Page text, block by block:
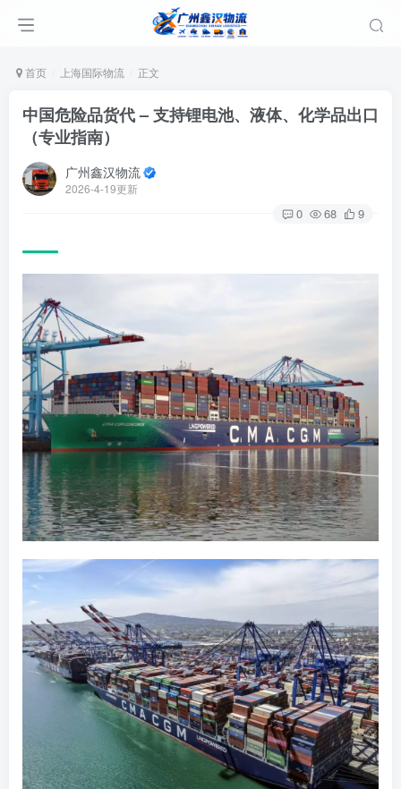
首页 上海国际物流 正文
中国危险品货代 – 支持锂电池、液体、化学品出口
（专业指南）
广州鑫汉物流
2026-4-19更新
0 68 9